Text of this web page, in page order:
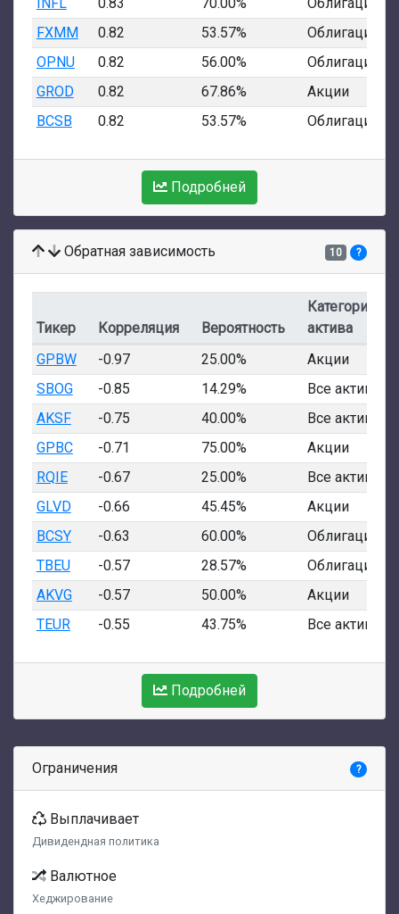
FXMM
0.82 53.57%
Облигации
OPNU
0.82 56.00%
Облигации
GROD
0.82 67.86%
Акции
BCSB
0.82 53.57% Облигации
Подробней
Обратная зависимость 10 ?
Тикер Корреляция Вероятность
Категория
актива
GPBW
-0.97 25.00%
Акции
SBOG
-0.85 14.29%
Все активы
AKSF
-0.75 40.00%
Все активы
GPBC
-0.71 75.00%
Акции
RQIE
-0.67 25.00%
Все активы
GLVD
-0.66 45.45%
Акции
BCSY
-0.63 60.00%
Облигации
TBEU
-0.57 28.57%
Облигации
AKVG
-0.57 50.00%
Акции
TEUR
-0.55 43.75% Все активы
Подробней
Ограничения ?
Выплачивает
Дивидендная политика
Валютное
Хеджирование